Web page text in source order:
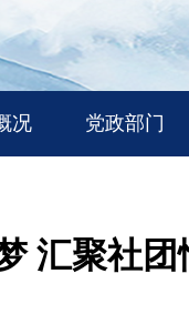
况 党政部门
汇聚社